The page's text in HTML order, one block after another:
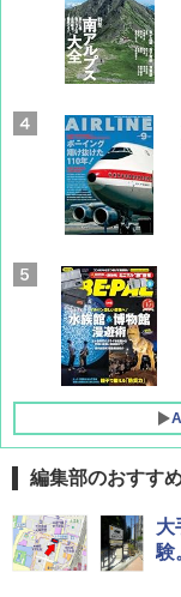
編集部のおすす
大
験